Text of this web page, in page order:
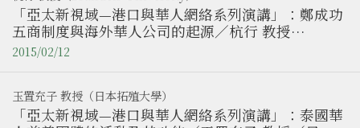
「亞太新視域—港口與華人網絡系列演講」：鄭成功
五商制度與海外華人公司的起源／杭行 教授
（Brandeis University）
2015/02/12
玉置充子 教授（日本拓殖大學）
「亞太新視域—港口與華人網絡系列演講」：泰國華